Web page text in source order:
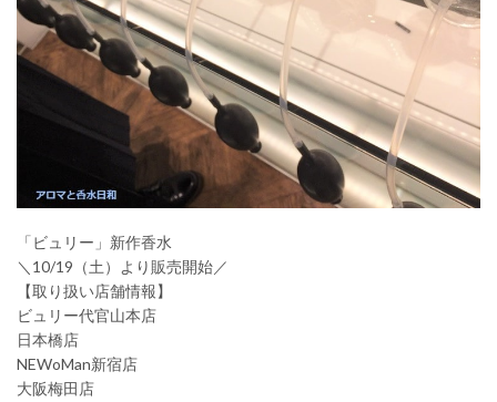
「ビュリー」新作香水
＼10/19（土）より販売開始／
【取り扱い店舗情報】
ビュリー代官山本店
日本橋店
NEWoMan新宿店
大阪梅田店